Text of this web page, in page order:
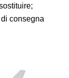
consegna